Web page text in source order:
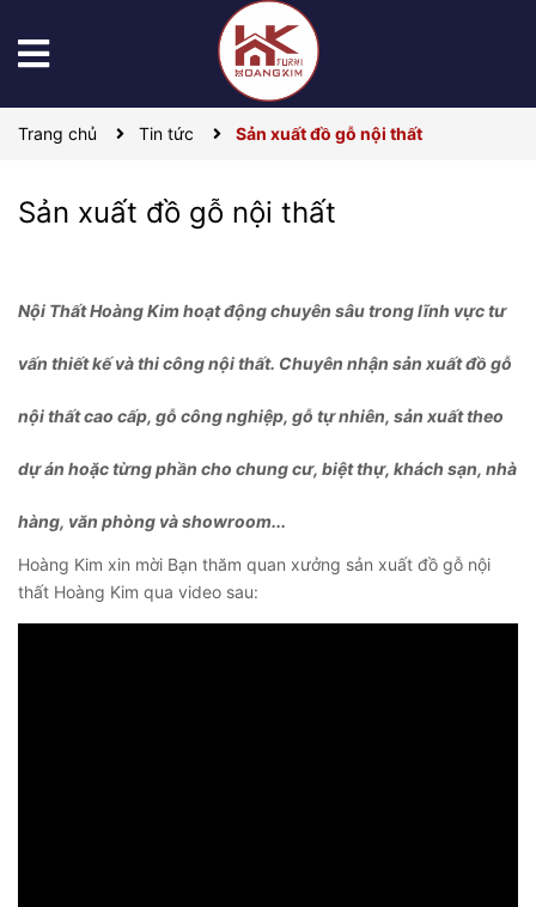
Trang chủ Tin tức Sản xuất đồ gỗ nội thất
Sản xuất đồ gỗ nội thất
Nội Thất Hoàng Kim hoạt động chuyên sâu trong lĩnh vực tư
vấn thiết kế và thi công nội thất. Chuyên nhận sản xuất đồ gỗ
nội thất cao cấp, gỗ công nghiệp, gỗ tự nhiên, sản xuất theo
dự án hoặc từng phần cho chung cư, biệt thự, khách sạn, nhà
hàng, văn phòng và showroom...
Hoàng Kim xin mời Bạn thăm quan xưởng sản xuất đồ gỗ nội
thất Hoàng Kim qua video sau: